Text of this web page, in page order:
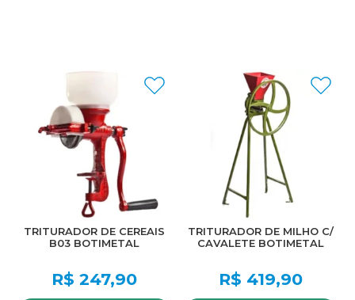
TRITURADOR DE CEREAIS
B03 BOTIMETAL
R$ 247,90
TRITURADOR DE MILHO C/
CAVALETE BOTIMETAL
R$ 419,90